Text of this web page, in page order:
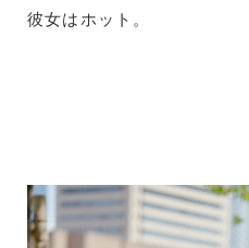
彼女はホット。